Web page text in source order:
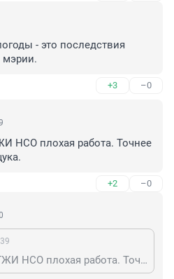
- это последствия
мэрии.
+3 –0
НСО плохая работа. Точнее
+2 –0
только не мэрии. а ГЖИ НСО плохая работа. Точнее её начальника Полищука.